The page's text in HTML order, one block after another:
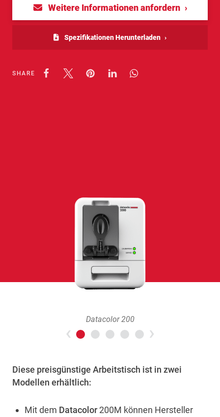
SHARE
Datacolor 200
Previous >Next
Weitere Informationen anfordern
Spezifikationen Herunterladen
Diese preisgünstige Arbeitstisch ist in zwei
Modellen erhältlich:
Mit dem Datacolor200M können Hersteller